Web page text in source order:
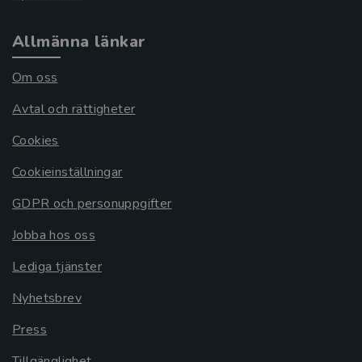
Allmänna länkar
Om oss
Avtal och rättigheter
Cookies
Cookieinställningar
GDPR och personuppgifter
Jobba hos oss
Lediga tjänster
Nyhetsbrev
Press